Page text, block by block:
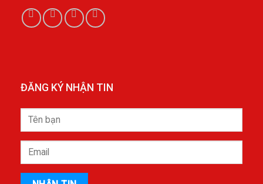
ĐĂNG KÝ NHẬN TIN